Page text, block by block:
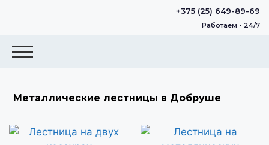
+375 (25) 649-89-69
Работаем - 24/7
Металлические лестницы в Добруше